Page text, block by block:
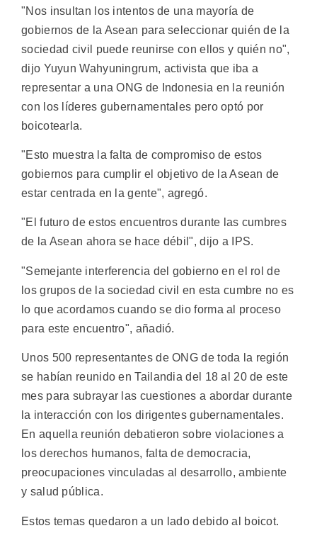
"Nos insultan los intentos de una mayoría de
gobiernos de la Asean para seleccionar quién de la
sociedad civil puede reunirse con ellos y quién no",
dijo Yuyun Wahyuningrum, activista que iba a
representar a una ONG de Indonesia en la reunión
con los líderes gubernamentales pero optó por
boicotearla.
"Esto muestra la falta de compromiso de estos
gobiernos para cumplir el objetivo de la Asean de
estar centrada en la gente", agregó.
"El futuro de estos encuentros durante las cumbres
de la Asean ahora se hace débil", dijo a IPS.
"Semejante interferencia del gobierno en el rol de
los grupos de la sociedad civil en esta cumbre no es
lo que acordamos cuando se dio forma al proceso
para este encuentro", añadió.
Unos 500 representantes de ONG de toda la región
se habían reunido en Tailandia del 18 al 20 de este
mes para subrayar las cuestiones a abordar durante
la interacción con los dirigentes gubernamentales.
En aquella reunión debatieron sobre violaciones a
los derechos humanos, falta de democracia,
preocupaciones vinculadas al desarrollo, ambiente
y salud pública.
Estos temas quedaron a un lado debido al boicot.